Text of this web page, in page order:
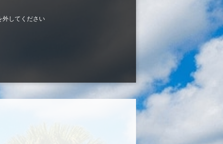
してください